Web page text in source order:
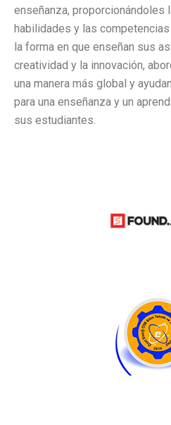
enseñanza, proporcionándoles
habilidades y las
la forma en que enseñan sus
creatividad y la innovación,
una manera más global y
para una enseñanza y un
sus estudiantes.